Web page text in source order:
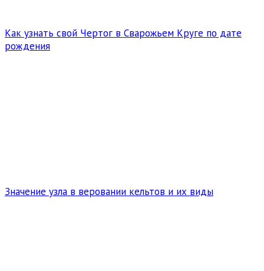
Как узнать свой Чертог в Сварожьем Круге по дате
рождения
Значение узла в веровании кельтов и их виды